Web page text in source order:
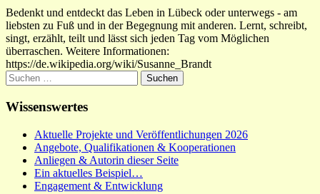
Bedenkt und entdeckt das Leben in Lübeck oder unterwegs - am
liebsten zu Fuß und in der Begegnung mit anderen. Lernt, schreibt,
singt, erzählt, teilt und lässt sich jeden Tag vom Möglichen
überraschen. Weitere Informationen:
https://de.wikipedia.org/wiki/Susanne_Brandt
Suchen
nach:
Wissenswertes
Aktuelle Projekte und Veröffentlichungen 2026
Angebote, Qualifikationen & Kooperationen
Anliegen & Autorin dieser Seite
Ein aktuelles Beispiel…
Engagement & Entwicklung